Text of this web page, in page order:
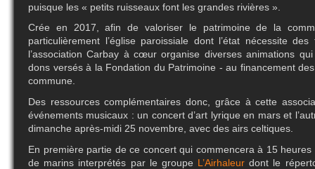
puisque les « petits ruisseaux font les grandes rivières ».
Crée en 2017, afin de valoriser le patrimoine de la
particulièrement l’église paroissiale dont l’état nécessite
l’association Carbay à cœur organise diverses animations
dons versés à la Fondation du Patrimoine - au financement
commune.
Des ressources complémentaires donc, grâce à cette
événements musicaux : un concert d’art lyrique en mars et
dimanche après-midi 25 novembre, avec des airs celtiques.
En première partie de ce concert qui commencera à 15 heures
de marins interprétés par le groupe L’Airhaleur dont le